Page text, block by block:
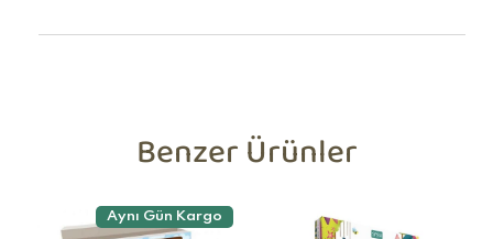
Benzer Ürünler
Aynı Gün Kargo